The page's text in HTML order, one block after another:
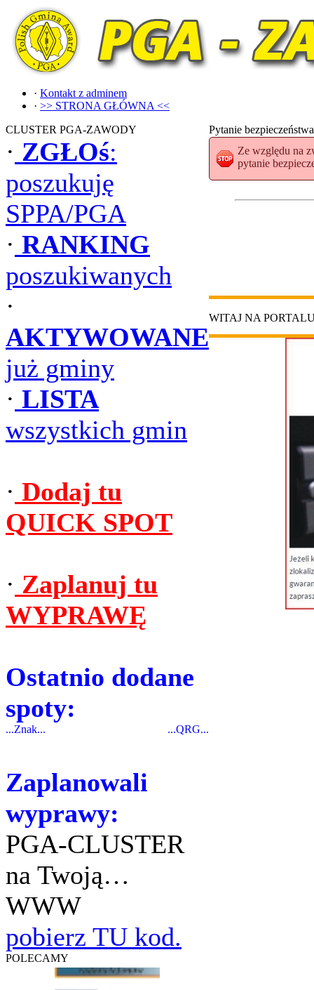
· Kontakt z adminem
· >> STRONA GŁÓWNA <<
CLUSTER PGA-ZAWODY
· ZGŁOś:
poszukuję
SPPA/PGA
· RANKING
poszukiwanych
·
AKTYWOWANE
już gminy
· LISTA
wszystkich gmin
· Dodaj tu
QUICK SPOT
· Zaplanuj tu
WYPRAWĘ
Ostatnio dodane
spoty:
...Znak... ...QRG...
Zaplanowali
wyprawy:
PGA-CLUSTER
na Twoją…
WWW
pobierz TU kod.
POLECAMY
Pytanie bezpieczeństwa
Ze względu na
pytanie
WITAJ NA